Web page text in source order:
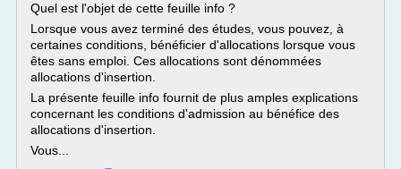
Quel est l'objet de cette feuille info ?
Lorsque vous avez terminé des études, vous pouvez, à
certaines conditions, bénéficier d'allocations lorsque vous
êtes sans emploi. Ces allocations sont dénommées
allocations d'insertion.
La présente feuille info fournit de plus amples explications
concernant les conditions d'admission au bénéfice des
allocations d'insertion.
Vous...